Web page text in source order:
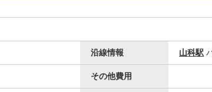
沿線情報 山科駅
その他費用